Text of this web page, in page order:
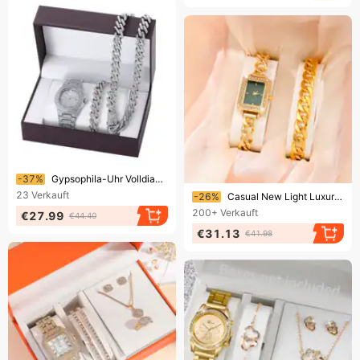
Endet bald!
-37%
Gypsophila-Uhr Volldiamant-Diamant-Stahlgürtel-Quarzuhr + Uhrenarmband-Set Armbanduhr-Set
23 Verkauft
€27.99 €44.40
Endet bald!
-26%
Casual New Light Luxury Armband Square Quarzuhr Damen-Set
200+ Verkauft
€31.13 €41.98